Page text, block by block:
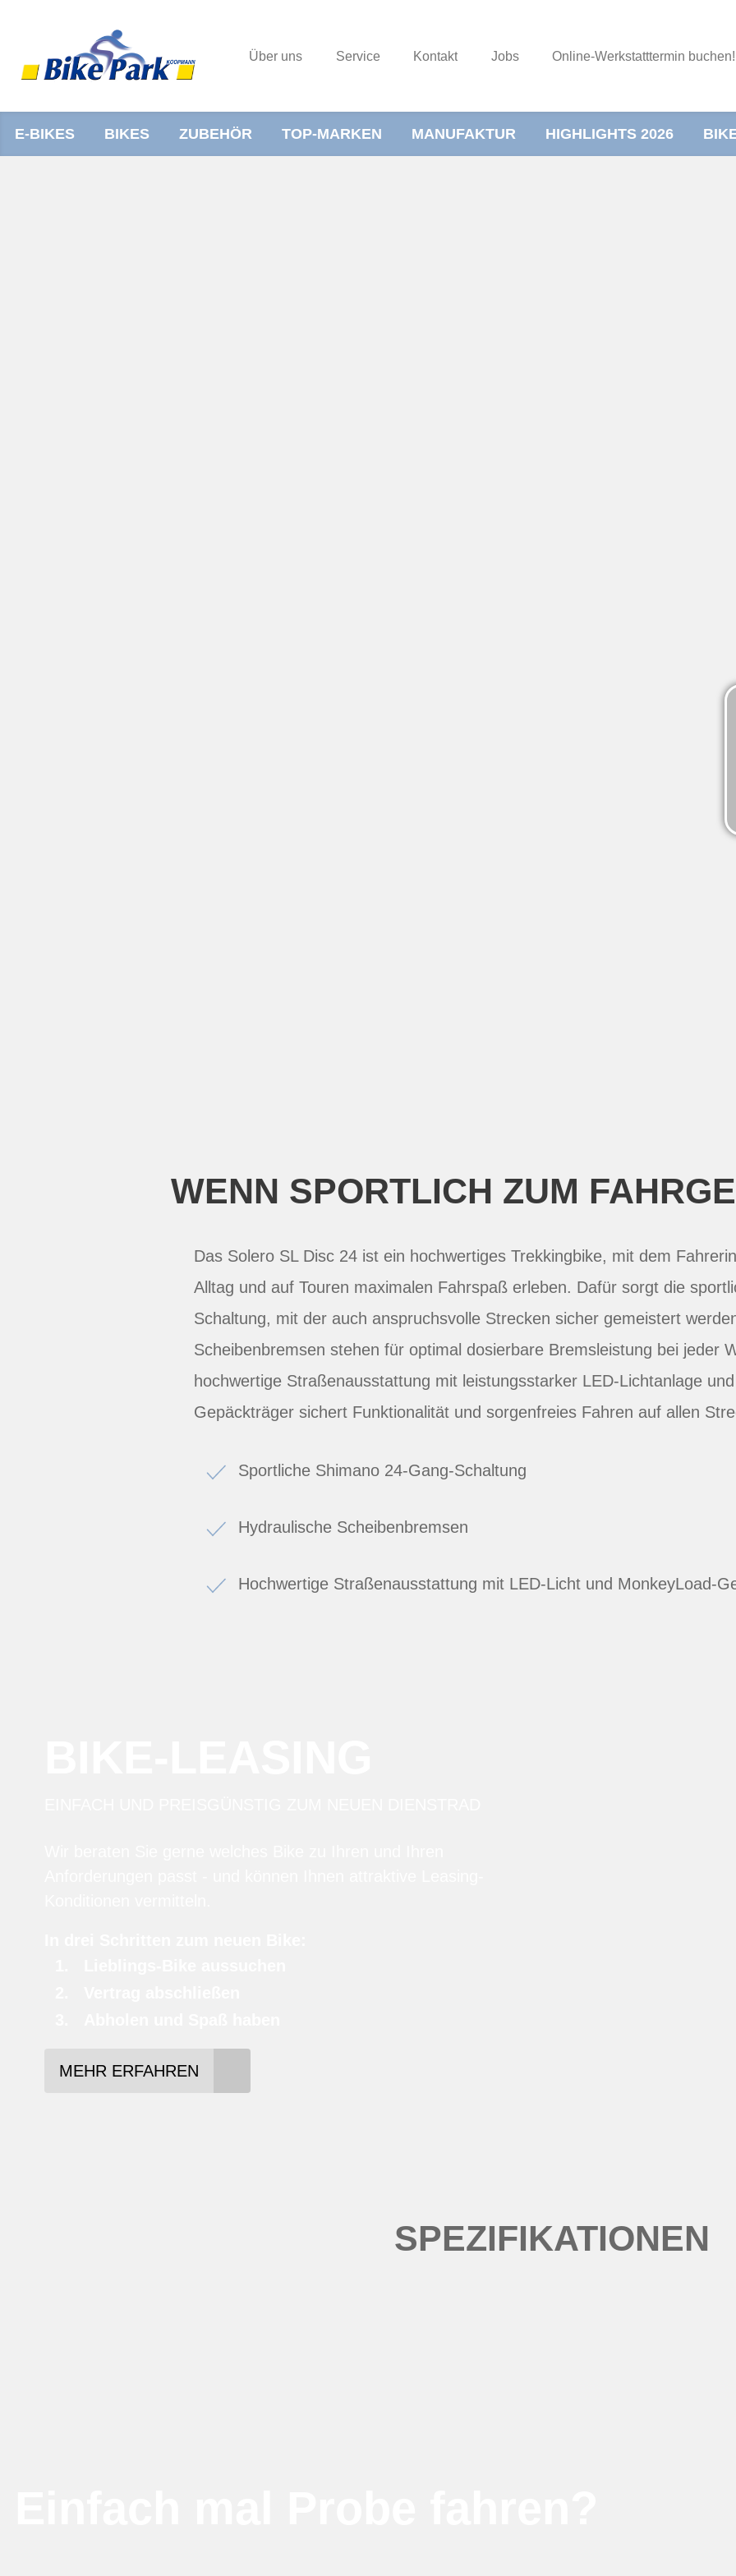
Über uns Service Kontakt Jobs Online-Werkstatttermin buchen!
E-BIKES BIKES ZUBEHÖR TOP-MARKEN MANUFAKTUR HIGHLIGHTS 2026
WENN SPORTLICH ZUM
Das Solero SL Disc 24 ist ein hochwertiges Trekkingbike, mit dem
Alltag und auf Touren maximalen Fahrspaß erleben. Dafür sorgt die
Schaltung, mit der auch anspruchsvolle Strecken sicher gemeistert
Scheibenbremsen stehen für optimal dosierbare Bremsleistung bei jeder
hochwertige Straßenausstattung mit leistungsstarker LED-Lichtanlage
Gepäckträger sichert Funktionalität und sorgenfreies Fahren auf allen
Sportliche Shimano 24-Gang-Schaltung
Hydraulische Scheibenbremsen
Hochwertige Straßenausstattung mit LED-Licht und MonkeyLoad-
MEHR ERFAHREN
SPEZIFIKATIONEN